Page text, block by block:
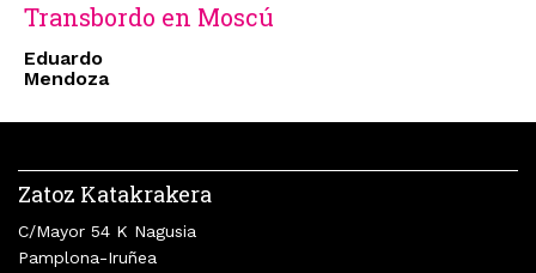
Transbordo en Moscú
Eduardo
Mendoza
Zatoz Katakrakera
C/Mayor 54 K Nagusia
Pamplona-Iruñea